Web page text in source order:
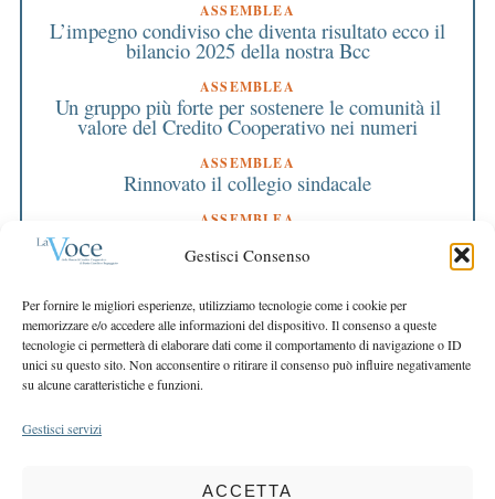
Gestisci Consenso
Per fornire le migliori esperienze, utilizziamo tecnologie come i cookie per
memorizzare e/o accedere alle informazioni del dispositivo. Il consenso a queste
tecnologie ci permetterà di elaborare dati come il comportamento di navigazione o ID
unici su questo sito. Non acconsentire o ritirare il consenso può influire negativamente
su alcune caratteristiche e funzioni.
Gestisci servizi
ACCETTA
ASSEMBLEA
L’impegno condiviso che diventa risultato ecco il
bilancio 2025 della nostra Bcc
ASSEMBLEA
Un gruppo più forte per sostenere le comunità il
valore del Credito Cooperativo nei numeri
ASSEMBLEA
Rinnovato il collegio sindacale
ASSEMBLEA
Bilancio approvato all’unanimità e 2 milioni
destinati al territorio
EDITORIALE DIRETTORE
Crescere restando riconoscibili
EDITORIALE PRESIDENTE
Costruire futuro insieme
COPYRIGHT 2025 LA VOCE |PRIVACY